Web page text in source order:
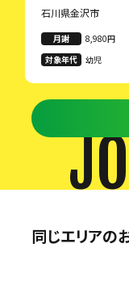
石川県金沢市
月謝
8,980円
対象年代
幼児
同じエリアの